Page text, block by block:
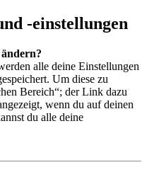
-einstellungen
alle deine Einstellungen
Um diese zu
Bereich“; der Link dazu
wenn du auf deinen
du alle deine